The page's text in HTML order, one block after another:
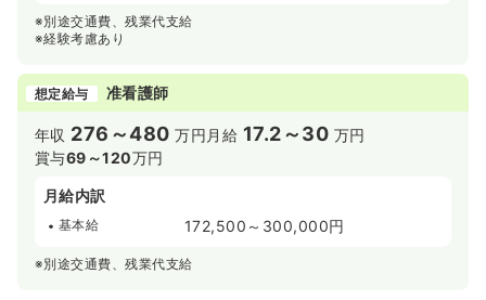
※別途交通費、残業代支給
※経験考慮あり
想定給与 准看護師
年収 276～480 万円 月給 17.2～30 万円
賞与69～120万円
月給内訳
基本給 172,500～300,000円
※別途交通費、残業代支給